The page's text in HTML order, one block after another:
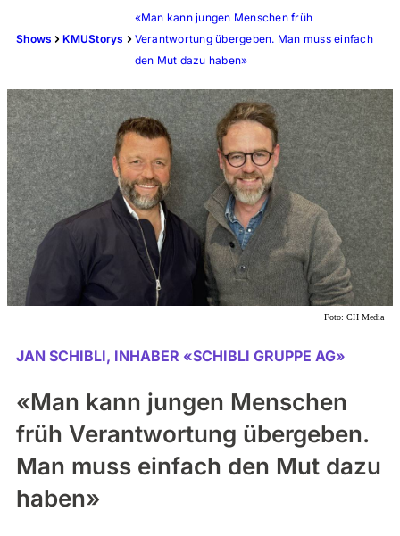
Shows KMUStorys
«Man kann jungen Menschen früh
Verantwortung übergeben. Man muss einfach
den Mut dazu haben»
Foto: CH Media
JAN SCHIBLI, INHABER «SCHIBLI GRUPPE AG»
«Man kann jungen Menschen
früh Verantwortung übergeben.
Man muss einfach den Mut dazu
haben»